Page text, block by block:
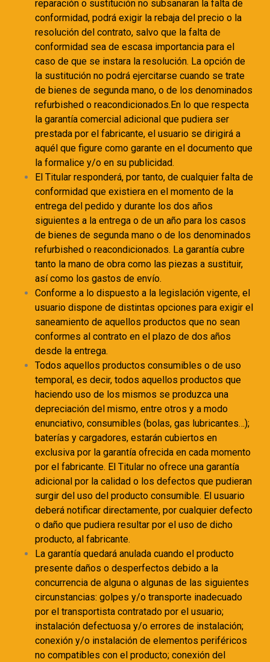
reparación o sustitución no subsanaran la falta de
conformidad, podrá exigir la rebaja del precio o la
resolución del contrato, salvo que la falta de
conformidad sea de escasa importancia para el
caso de que se instara la resolución. La opción de
la sustitución no podrá ejercitarse cuando se trate
de bienes de segunda mano, o de los denominados
refurbished o reacondicionados.En lo que respecta
la garantía comercial adicional que pudiera ser
prestada por el fabricante, el usuario se dirigirá a
aquél que figure como garante en el documento que
la formalice y/o en su publicidad.
El Titular responderá, por tanto, de cualquier falta de
conformidad que existiera en el momento de la
entrega del pedido y durante los dos años
siguientes a la entrega o de un año para los casos
de bienes de segunda mano o de los denominados
refurbished o reacondicionados. La garantía cubre
tanto la mano de obra como las piezas a sustituir,
así como los gastos de envío.
Conforme a lo dispuesto a la legislación vigente, el
usuario dispone de distintas opciones para exigir el
saneamiento de aquellos productos que no sean
conformes al contrato en el plazo de dos años
desde la entrega.
Todos aquellos productos consumibles o de uso
temporal, es decir, todos aquellos productos que
haciendo uso de los mismos se produzca una
depreciación del mismo, entre otros y a modo
enunciativo, consumibles (bolas, gas lubricantes…);
baterías y cargadores, estarán cubiertos en
exclusiva por la garantía ofrecida en cada momento
por el fabricante. El Titular no ofrece una garantía
adicional por la calidad o los defectos que pudieran
surgir del uso del producto consumible. El usuario
deberá notificar directamente, por cualquier defecto
o daño que pudiera resultar por el uso de dicho
producto, al fabricante.
La garantía quedará anulada cuando el producto
presente daños o desperfectos debido a la
concurrencia de alguna o algunas de las siguientes
circunstancias: golpes y/o transporte inadecuado
por el transportista contratado por el usuario;
instalación defectuosa y/o errores de instalación;
conexión y/o instalación de elementos periféricos
no compatibles con el producto; conexión del